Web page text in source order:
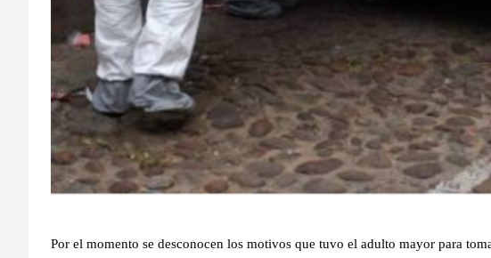
Por el momento se desconocen los motivos que tuvo el adulto mayor para